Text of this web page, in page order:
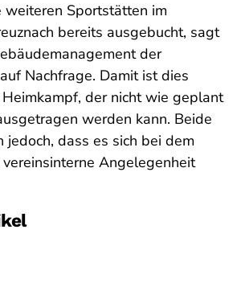
weiteren Sportstätten im
bereits ausgebucht, sagt
der
Nachfrage. Damit ist dies
der nicht wie geplant
werden kann. Beide
jedoch, dass es sich bei dem
Angelegenheit